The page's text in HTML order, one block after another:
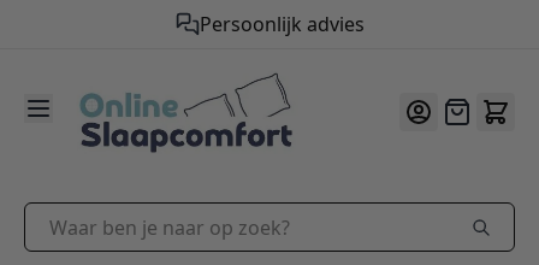
Persoonlijk advies
9.2/10
Offerte
Waar ben je naar op zoek?